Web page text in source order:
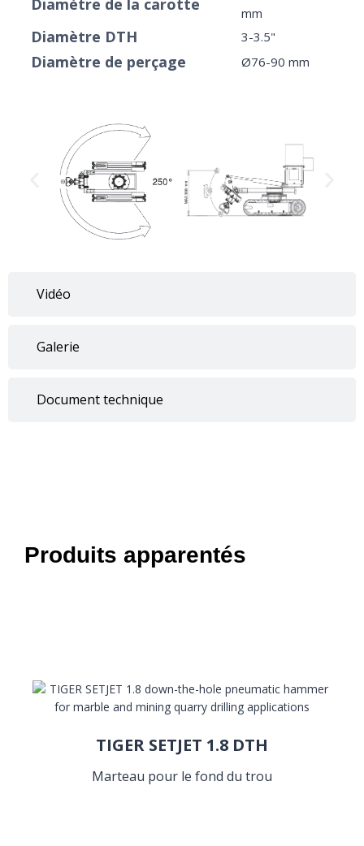
Vidéo
Galerie
Document technique
mm
Diamètre DTH 3-3.5"
Diamètre de perçage Ø76-90 mm
Produits apparentés
TIGER SETJET 1.8 DTH
Marteau pour le fond du trou